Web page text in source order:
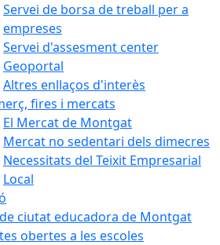
Servei de borsa de treball per a
empreses
Servei d'assesment center
Geoportal
Altres enllaços d'interès
fires i mercats
El Mercat de Montgat
Mercat no sedentari dels dimecres
Necessitats del Teixit Empresarial
Local
ciutat educadora de Montgat
obertes a les escoles